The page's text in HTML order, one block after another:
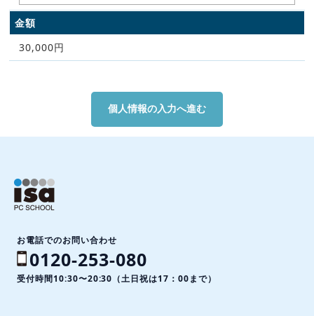
金額
30,000円
お電話でのお問い合わせ
0120-253-080
受付時間10:30〜20:30（土日祝は17：00まで）